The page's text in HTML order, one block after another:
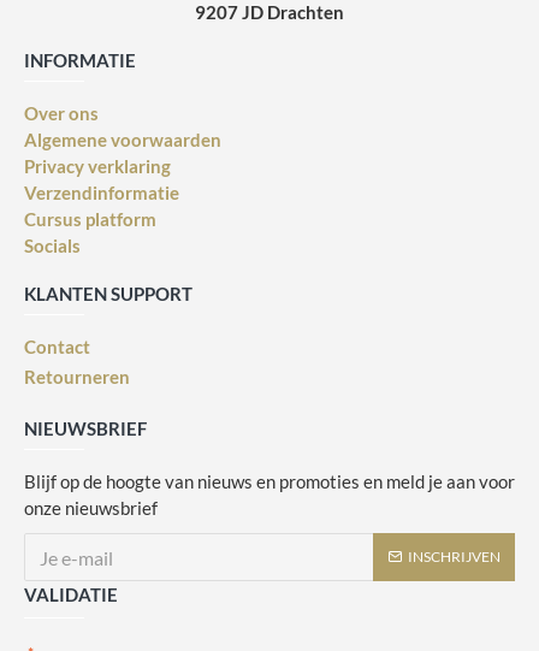
9207 JD Drachten
INFORMATIE
Over ons
Algemene voorwaarden
Privacy verklaring
Verzendinformatie
Cursus platform
Socials
KLANTEN SUPPORT
Contact
Retourneren
NIEUWSBRIEF
Blijf op de hoogte van nieuws en promoties en meld je aan voor
onze nieuwsbrief
INSCHRIJVEN
VALIDATIE